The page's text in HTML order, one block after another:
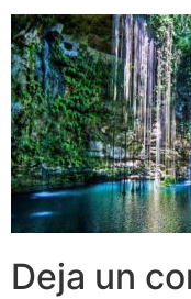
Deja un